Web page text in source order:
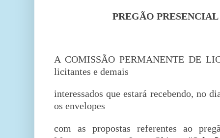
PREGÃO PRESENCIAL
A COMISSÃO PERMANENTE DE
licitantes e demais
interessados que estará recebendo, no
os envelopes
com as propostas referentes ao